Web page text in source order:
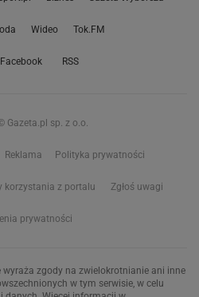
Wideo Tok.FM
Facebook RSS
Gazeta.pl sp. z o.o.
Reklama Polityka prywatności
korzystania z portalu Zgłoś uwagi
prywatności
wyraża zgody na zwielokrotnianie ani inne
w tym serwisie, w celu